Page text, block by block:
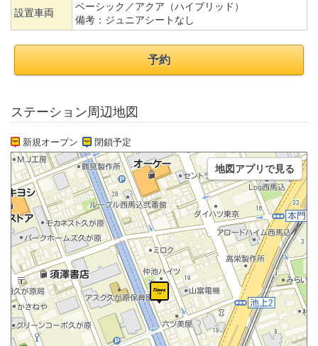
設置車両
ベーシック／アクア（ハイブリッド）
備考： ジュニアシートなし
予約
ステーション周辺地図
新規オープン 閉鎖予定
地図アプリで見る